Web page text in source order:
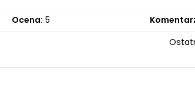
Ocena: 5